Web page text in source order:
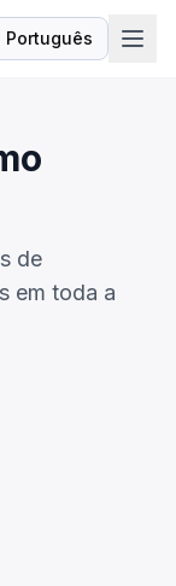
Português
Idioma
de
em toda a